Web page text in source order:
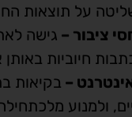
על תוצאות
ציבור – גישה
חיוביות
– בקיאות
ולמנוע